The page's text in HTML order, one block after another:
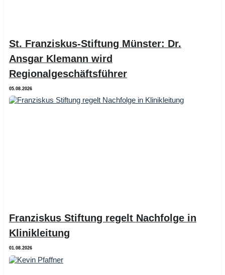
St. Franziskus-Stiftung Münster: Dr.
Ansgar Klemann wird
Regionalgeschäftsführer
05.08.2026
Franziskus Stiftung regelt Nachfolge in
Klinikleitung
01.08.2026